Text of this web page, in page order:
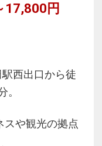
17,800円
駅西出口から徒
。
スや観光の拠点